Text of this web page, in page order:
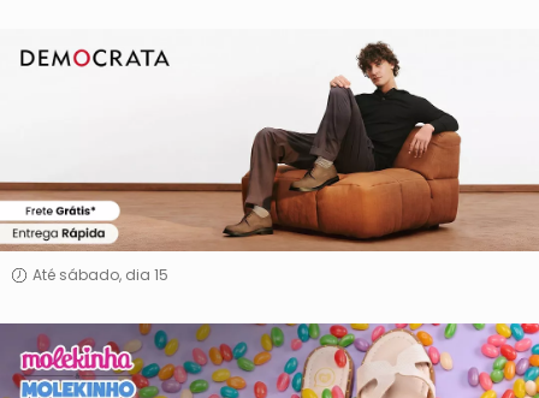
Democrata
Até sábado, dia 15
Molekinha
&